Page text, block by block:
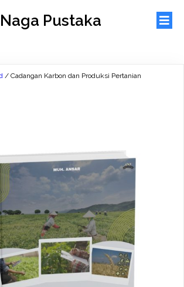
Pustaka
/ Cadangan Karbon dan Produksi Pertanian